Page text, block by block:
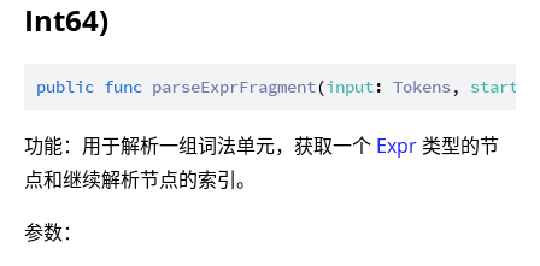
Int64)
public func parseExprFragment(input: Tokens,
功能：用于解析一组词法单元，获取一个 Expr 类型的节
点和继续解析节点的索引。
参数：